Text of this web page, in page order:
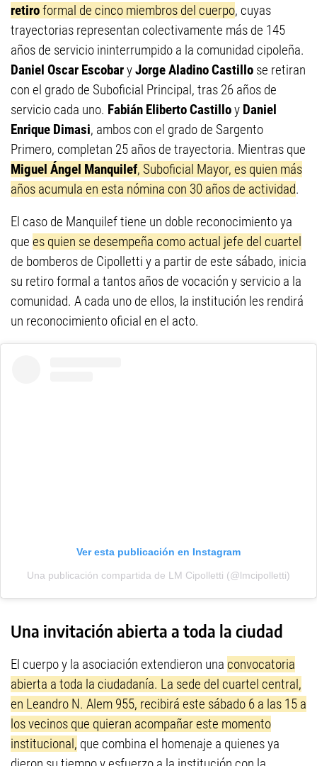
retiroformal de cinco miembros del cuerpo, cuyas
trayectorias representan colectivamente más de 145
años de servicio ininterrumpido a la comunidad cipoleña.
Daniel Oscar EscobaryJorge Aladino Castillo se retiran
con el grado de Suboficial Principal, tras 26 años de
servicio cada uno. Fabián Eliberto Castilloy Daniel
Enrique Dimasi, ambos con el grado de Sargento
Primero, completan 25 años de trayectoria. Mientras que
Miguel Ángel Manquilef, Suboficial Mayor, es quien más
años acumula en esta nómina con 30 años de actividad.
El caso de Manquilef tiene un doble reconocimiento ya
que es quien se desempeña como actual jefe del cuartel
de bomberos de Cipolletti y a partir de este sábado, inicia
su retiro formal a tantos años de vocación y servicio a la
comunidad. A cada uno de ellos, la institución les rendirá
un reconocimiento oficial en el acto.
Ver esta publicación en Instagram
Una publicación compartida de LM Cipolletti (@lmcipolletti)
Una invitación abierta a toda la ciudad
El cuerpo y la asociación extendieron una convocatoria
abierta a toda la ciudadanía. La sede del cuartel central,
en Leandro N. Alem 955, recibirá este sábado 6 a las 15 a
los vecinos que quieran acompañar este momento
institucional, que combina el homenaje a quienes ya